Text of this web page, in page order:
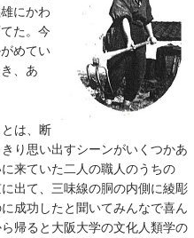
にかわ
た。今
めてい
、あ
は、断
り思い出すシーンがいくつかあ
来ていた二人の職人のうちの
出て、三味線の胴の内側に綾彫
成功したと聞いてみんなで喜ん
帰ると大阪大学の文化人類学の